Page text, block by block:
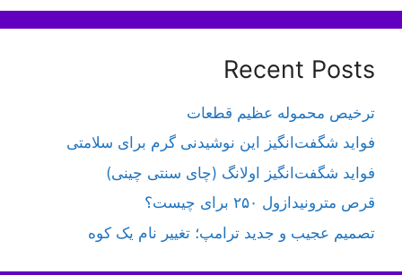
Recent Posts
ترخیص محموله عظیم قطعات
فواید شگفت‌انگیز این نوشیدنی گرم برای سلامتی
فواید شگفت‌انگیز اولانگ (چای سنتی چینی)
قرص مترونیدازول ۲۵۰ برای چیست؟
تصمیم عجیب و جدید ترامپ؛ تغییر نام یک کوه